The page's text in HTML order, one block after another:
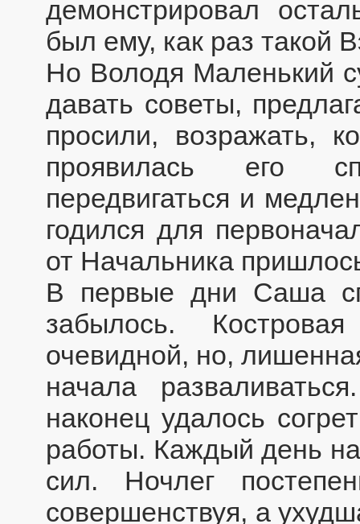
демонстрировал
был ему, как раз такой
Но Володя Маленький
давать советы,
просили, возражать,
проявилась его
передвигаться и
годился для
от Начальника
В первые дни Саша
забылось.
очевидной, но,
начала
наконец удалось
работы. Каждый день
сил. Ночлег
совершенствуя, а